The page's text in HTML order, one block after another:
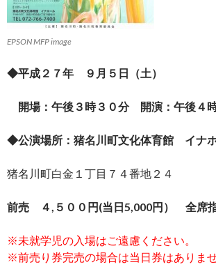
EPSON MFP image
◆平成２７年 ９月５日（土）
開場：午後３時３０分 開演：午後４
◆公演場所：猪名川町文化体育館 イナ
猪名川町白金１丁目７４番地２４
前売 ４,５００円(当日5,000円） 全席
※未就学児の入場はご遠慮ください。
※前売り券完売の場合は当日券はありませ